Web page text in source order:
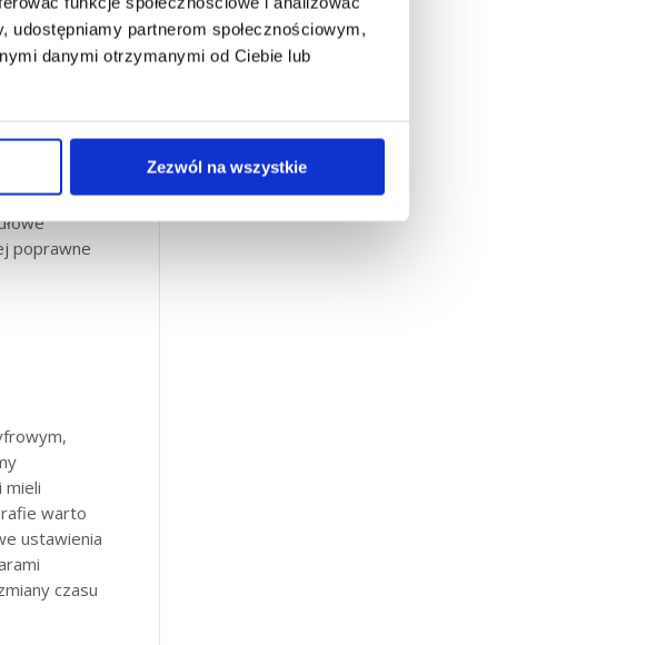
partnerom społecznościowym,
danymi otrzymanymi od Ciebie lub
Zezwól na wszystkie
zachować
poprawne
mieli
warto
ustawienia
czasu